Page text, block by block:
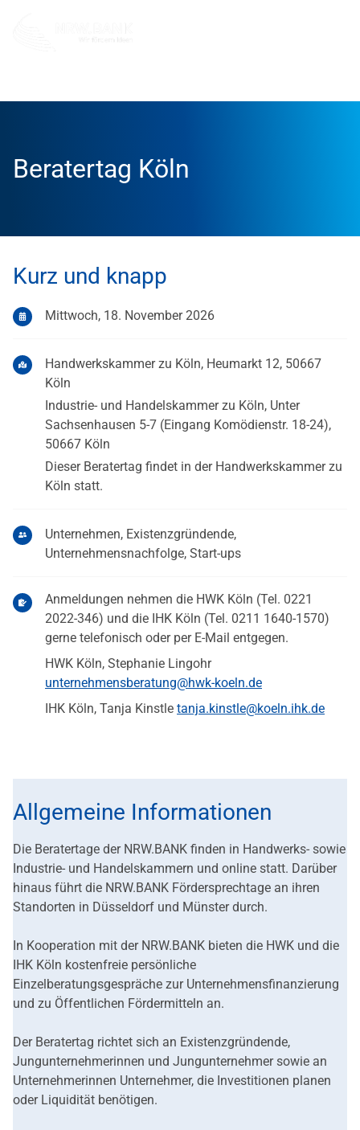
Beratertag Köln
Kurz und knapp
Mittwoch, 18. November 2026
Handwerkskammer zu Köln, Heumarkt 12, 50667
Köln
Industrie- und Handelskammer zu Köln, Unter
Sachsenhausen 5-7 (Eingang Komödienstr. 18-24),
50667 Köln
Dieser Beratertag findet in der Handwerkskammer zu
Köln statt.
Unternehmen, Existenzgründende,
Unternehmensnachfolge, Start-ups
Anmeldungen nehmen die HWK Köln (Tel. 0221
2022-346) und die IHK Köln (Tel. 0211 1640-1570)
gerne telefonisch oder per E-Mail entgegen.
HWK Köln, Stephanie Lingohr
unternehmensberatung@hwk-koeln.de
IHK Köln, Tanja Kinstle tanja.kinstle@koeln.ihk.de
Allgemeine Informationen
Die Beratertage der NRW.BANK finden in Handwerks- sowie
Industrie- und Handelskammern und online statt. Darüber
hinaus führt die NRW.BANK Fördersprechtage an ihren
Standorten in Düsseldorf und Münster durch.
In Kooperation mit der NRW.BANK bieten die HWK und die
IHK Köln kostenfreie persönliche
Einzelberatungsgespräche zur Unternehmensfinanzierung
und zu Öffentlichen Fördermitteln an.
Der Beratertag richtet sich an Existenzgründende,
Jungunternehmerinnen und Jungunternehmer sowie an
Unternehmerinnen Unternehmer, die Investitionen planen
oder Liquidität benötigen.